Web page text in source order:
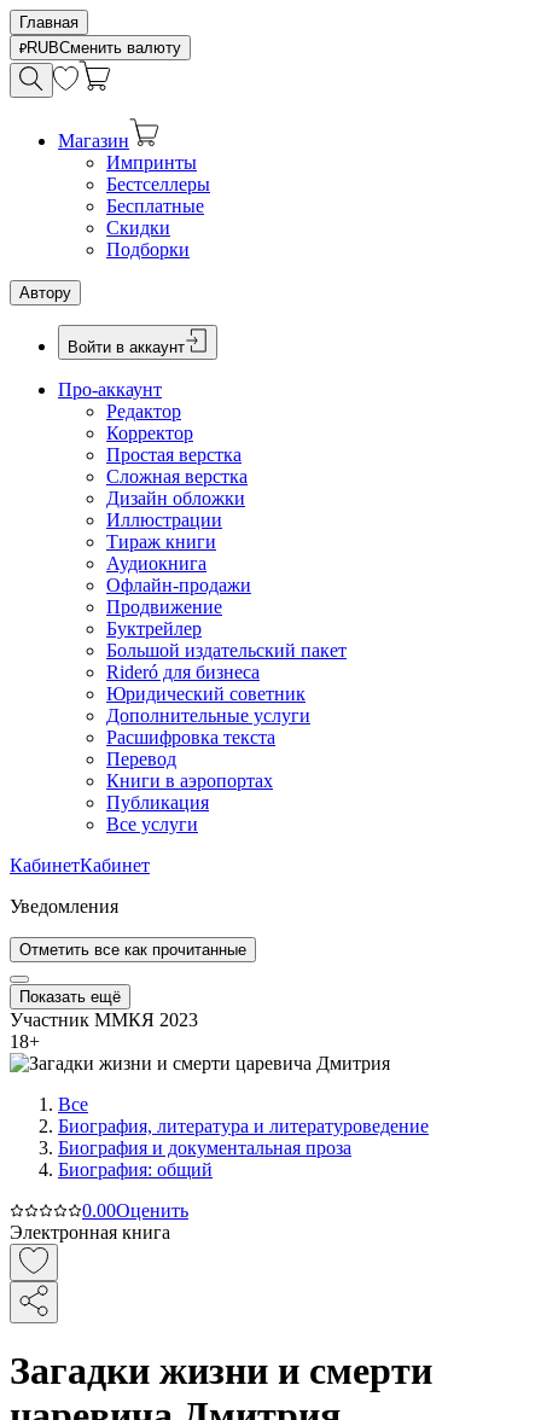
Главная
RUBСменить валюту
Магазин
Импринты
Бестселлеры
Бесплатные
Скидки
Подборки
Автору
Войти в аккаунт
Про-аккаунт
Редактор
Корректор
Простая верстка
Сложная верстка
Дизайн обложки
Иллюстрации
Тираж книги
Аудиокнига
Офлайн-продажи
Продвижение
Буктрейлер
Большой издательский пакет
Rideró для бизнеса
Юридический советник
Дополнительные услуги
Расшифровка текста
Перевод
Книги в аэропортах
Публикация
Все услуги
КабинетКабинет
Уведомления
Отметить все как прочитанные
Показать ещё
Участник ММКЯ 2023
18+
Все
Биография, литература и литературоведение
Биография и документальная проза
Биография: общий
0.00Оценить
Электронная книга
Загадки жизни и смерти